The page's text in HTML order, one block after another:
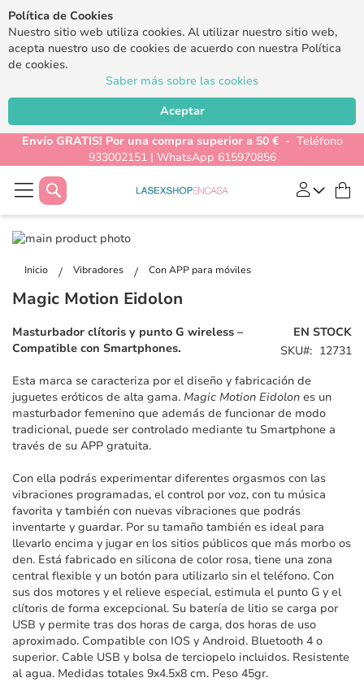
Política de Cookies
Nuestro sitio web utiliza cookies. Al utilizar nuestro sitio web,
acepta nuestro uso de cookies de acuerdo con nuestra Política
de cookies.
Saber más sobre las cookies
Aceptar
Envío GRATIS! Por una compra superior a 50 €- Teléfono
933002151 | WhatsApp 615970856
Buscar
Inicio Vibradores Con APP para móviles
Saltar
final
la
de
imágenes
de
galería
de
Magic Motion Eidolon
EN STOCK
SKU
12731
Masturbador clítoris y punto G wireless –
Compatible con Smartphones.
Esta marca se caracteriza por el diseño y fabricación de
juguetes eróticos de alta gama. Magic Motion Eidolon es un
masturbador femenino que además de funcionar de modo
tradicional, puede ser controlado mediante tu Smartphone a
través de su APP gratuita.
Con ella podrás experimentar diferentes orgasmos con las
vibraciones programadas, el control por voz, con tu música
favorita y también con nuevas vibraciones que podrás
inventarte y guardar. Por su tamaño también es ideal para
llevarlo encima y jugar en los sitios públicos que más morbo os
den. Está fabricado en silicona de color rosa, tiene una zona
central flexible y un botón para utilizarlo sin el teléfono. Con
sus dos motores y el relieve especial, estimula el punto G y el
clítoris de forma excepcional. Su batería de litio se carga por
USB y permite tras dos horas de carga, dos horas de uso
aproximado. Compatible con IOS y Android. Bluetooth 4 o
superior. Cable USB y bolsa de terciopelo incluidos. Resistente
al agua. Medidas totales 9x4.5x8 cm. Peso 45gr.